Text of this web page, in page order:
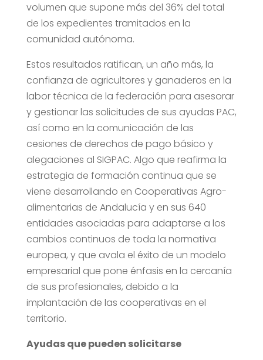
volumen que supone más del 36% del total
de los expedientes tramitados en la
comunidad autónoma.
Estos resultados ratifican, un año más, la
confianza de agricultores y ganaderos en la
labor técnica de la federación para asesorar
y gestionar las solicitudes de sus ayudas PAC,
así como en la comunicación de las
cesiones de derechos de pago básico y
alegaciones al SIGPAC. Algo que reafirma la
estrategia de formación continua que se
viene desarrollando en Cooperativas Agro-
alimentarias de Andalucía y en sus 640
entidades asociadas para adaptarse a los
cambios continuos de toda la normativa
europea, y que avala el éxito de un modelo
empresarial que pone énfasis en la cercanía
de sus profesionales, debido a la
implantación de las cooperativas en el
territorio.
Ayudas que pueden solicitarse